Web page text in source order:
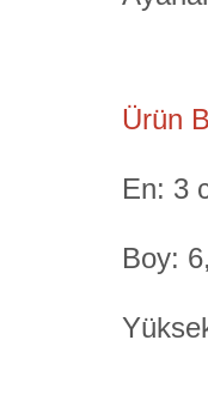
Ürün
En: 3
Boy: